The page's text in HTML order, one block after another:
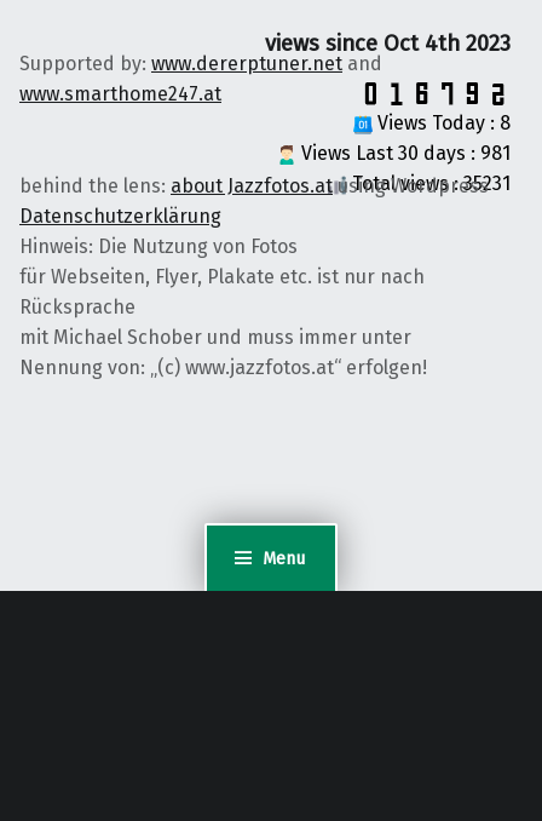
Menu
Supported by: www.dererptuner.net and
www.smarthome247.at
behind the lens: about Jazzfotos.atusing Wordpress
Datenschutzerklärung
Hinweis: Die Nutzung von Fotos
für Webseiten, Flyer, Plakate etc. ist nur nach
Rücksprache
mit Michael Schober und muss immer unter
Nennung von: „(c) www.jazzfotos.at“ erfolgen!
views since Oct 4th 2023
Views Today : 8
Views Last 30 days : 981
Total views : 35231